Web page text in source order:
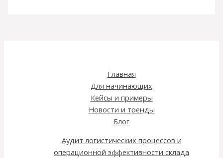
Главная
Для начинающих
Кейсы и примеры
Новости и тренды
Блог
Аудит логистических процессов и
операционной эффективности склада